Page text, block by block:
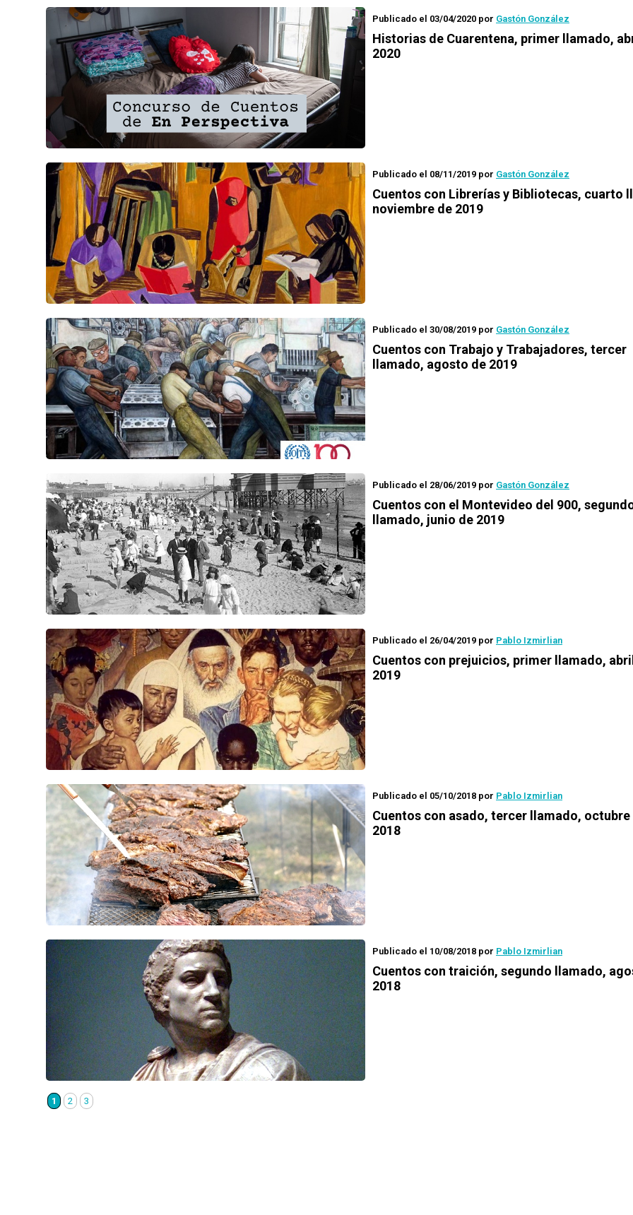
Publicado el 03/04/2020 por Gastón González
Historias de Cuarentena, primer llamado,
2020
Publicado el 08/11/2019 por Gastón González
Cuentos con Librerías y Bibliotecas, cuarto
noviembre de 2019
Publicado el 30/08/2019 por Gastón González
Cuentos con Trabajo y Trabajadores, tercer
llamado, agosto de 2019
Publicado el 28/06/2019 por Gastón González
Cuentos con el Montevideo del 900,
llamado, junio de 2019
Publicado el 26/04/2019 por Pablo Izmirlian
Cuentos con prejuicios, primer llamado,
2019
Publicado el 05/10/2018 por Pablo Izmirlian
Cuentos con asado, tercer llamado, octubre
2018
Publicado el 10/08/2018 por Pablo Izmirlian
Cuentos con traición, segundo llamado,
2018
1 2 3